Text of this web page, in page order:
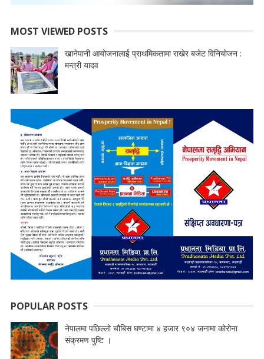
MOST VIEWED POSTS
खानेपानी आयोजनालाई प्राथमिकतामा राखेर बजेट विनियोजन :
मन्त्री यादव
POPULAR POSTS
नेपालमा पछिल्लो चौबिस घण्टामा ४ हजार ९०४ जनामा कोरोना
संक्रमण पुष्टि ।